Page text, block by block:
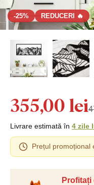
-25% REDUCERI 🔥
Profitați
355,00 lei
Livrare estimată în 4 zile
Prețul promoțional